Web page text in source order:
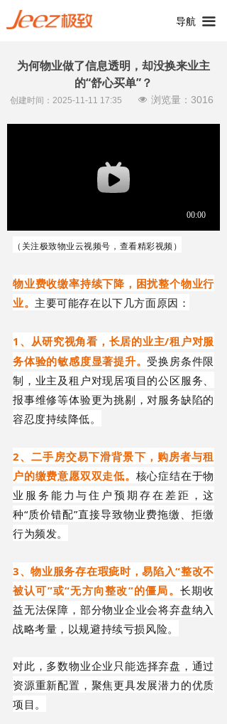
导航 끀
为何物业做了信息透明，却没换来业主
的“舒心买单”？
（关注极致物业云视频号，查看精彩视频）
物业费收缴率持续下降，困扰整个物业行
业。 主要可能存在以下几方面原因：
1、 从研究视角看，长居的业主/租户对服
务体验的敏感度显著提升。 受换房条件限
制，业主及租户对现居项目的公区服务、
报事维修等体验更为挑剔，对服务缺陷的
容忍度持续降低。
2、二手房交易下滑背景下，购房者与租
户的缴费意愿双双走低。 核心症结在于物
业服务能力与住户预期存在差距，这
种“质价错配”直接导致物业费拖缴、拒缴
行为频发。
3、物业服务存在瑕疵时，易陷入“整改不
被认可”或“无方向整改”的僵局。 长期收
益无法保障，部分物业企业会将弃盘纳入
战略考量，以规避持续亏损风险。
对此， 多数物业企业 只能选择弃盘，通过
资源重新配置，聚焦更具发展潜力的优质
项目。
创建时间： 2025-11-11 17:35 넶 浏览量： 3016